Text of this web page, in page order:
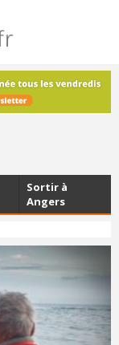
vendredi dans
Sortir à
Angers